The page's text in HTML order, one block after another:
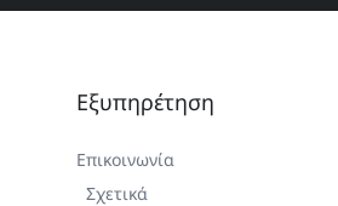
Εξυπηρέτηση
Επικοινωνία
Σχετικά